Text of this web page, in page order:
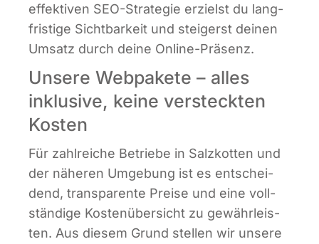
effek­ti­ven SEO-Stra­te­gie erzielst du lang­
fris­ti­ge Sicht­bar­keit und stei­gerst dei­nen
Umsatz durch dei­ne Online-Präsenz.
Unsere Webpakete – alles
inklusive, keine versteckten
Kosten
Für zahl­rei­che Betrie­be in Salz­kot­ten und
der nähe­ren Umge­bung ist es ent­schei­
dend, trans­pa­ren­te Prei­se und eine voll­
stän­di­ge Kos­ten­über­sicht zu gewähr­leis­
ten. Aus die­sem Grund stel­len wir unse­re